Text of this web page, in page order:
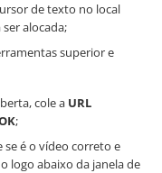
de texto no local
alocada;
superior e
cole a URL
;
é o vídeo correto e
logo abaixo da janela de